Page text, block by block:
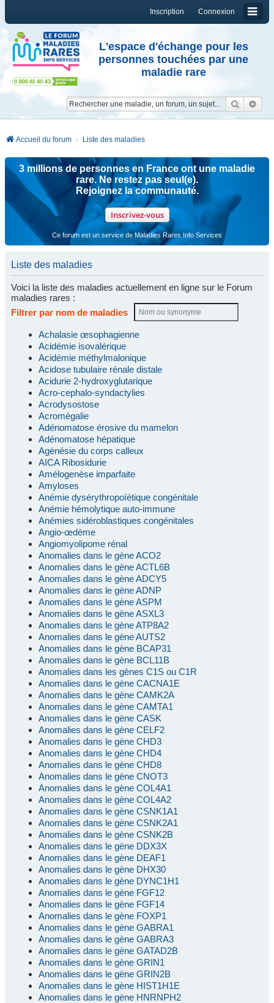
Connexion
Inscription
L'espace d'échange pour les
personnes touchées par une
maladie rare
Accueil du forum Liste des maladies
3 millions de personnes en France ont une maladie
rare. Ne restez pas seul(e).
Rejoignez la communauté.
Inscrivez-vous
Ce forum est un service de Maladies Rares Info Services
Liste des maladies
Voici la liste des maladies actuellement en ligne sur le Forum
maladies rares :
Filtrer par nom de maladies
Achalasie œsophagienne
Acidémie isovalérique
Acidémie méthylmalonique
Acidose tubulaire rénale distale
Acidurie 2-hydroxyglutarique
Acro-cephalo-syndactylies
Acrodysostose
Acromégalie
Adénomatose érosive du mamelon
Adénomatose hépatique
Agénésie du corps calleux
AICA Ribosidurie
Amélogenèse imparfaite
Amyloses
Anémie dysérythropoïétique congénitale
Anémie hémolytique auto-immune
Anémies sidéroblastiques congénitales
Angio-œdème
Angiomyolipome rénal
Anomalies dans le gène ACO2
Anomalies dans le gène ACTL6B
Anomalies dans le gène ADCY5
Anomalies dans le gène ADNP
Anomalies dans le gène ASPM
Anomalies dans le gène ASXL3
Anomalies dans le gène ATP8A2
Anomalies dans le gène AUTS2
Anomalies dans le gène BCAP31
Anomalies dans le gène BCL11B
Anomalies dans les gènes C1S ou C1R
Anomalies dans le gène CACNA1E
Anomalies dans le gène CAMK2A
Anomalies dans le gène CAMTA1
Anomalies dans le gène CASK
Anomalies dans le gène CELF2
Anomalies dans le gène CHD3
Anomalies dans le gène CHD4
Anomalies dans le gène CHD8
Anomalies dans le gène CNOT3
Anomalies dans le gène COL4A1
Anomalies dans le gène COL4A2
Anomalies dans le gène CSNK1A1
Anomalies dans le gène CSNK2A1
Anomalies dans le gène CSNK2B
Anomalies dans le gène DDX3X
Anomalies dans le gène DEAF1
Anomalies dans le gène DHX30
Anomalies dans le gène DYNC1H1
Anomalies dans le gène FGF12
Anomalies dans le gène FGF14
Anomalies dans le gène FOXP1
Anomalies dans le gène GABRA1
Anomalies dans le gène GABRA3
Anomalies dans le gène GATAD2B
Anomalies dans le gène GRIN1
Anomalies dans le gène GRIN2B
Anomalies dans le gène HIST1H1E
Anomalies dans le gène HNRNPH2